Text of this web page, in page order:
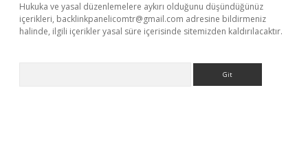
Hukuka ve yasal düzenlemelere aykırı olduğunu düşündüğünüz
içerikleri, backlinkpanelicomtr@gmail.com adresine bildirmeniz
halinde, ilgili içerikler yasal süre içerisinde sitemizden kaldırılacaktır.